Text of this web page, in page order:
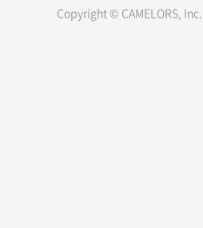
Copyright © CAMELORS,